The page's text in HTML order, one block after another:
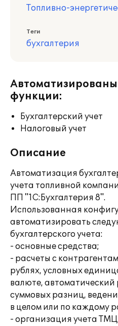
Топливно-
Теги
бухгалтерия
функции:
Бухгалтерский учет
Налоговый учет
Описание
Автоматизация
учета топливной
ПП "1С:Бухгалтерия 8".
Использованная
автоматизировать
бухгалтерского учета:
- основные средства;
- расчеты с
рублях, условных
валюте, автоматический
суммовых разниц,
в целом или по каждому
- организация учета